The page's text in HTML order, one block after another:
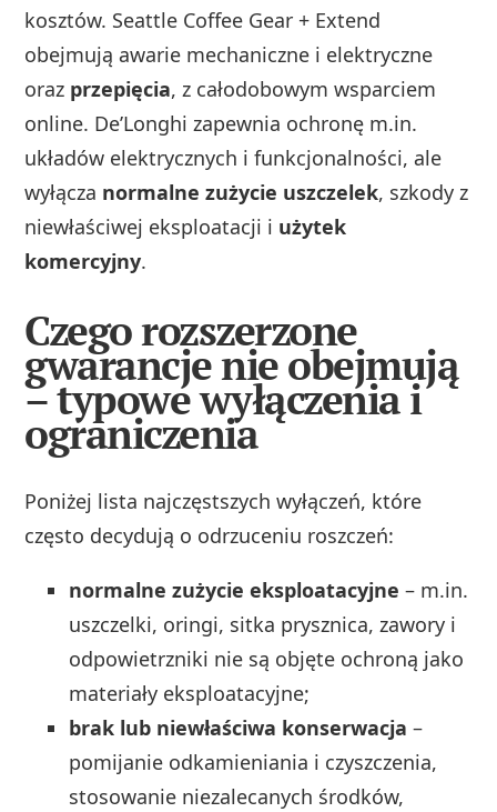
kosztów. Seattle Coffee Gear + Extend
obejmują awarie mechaniczne i elektryczne
oraz przepięcia, z całodobowym wsparciem
online. De’Longhi zapewnia ochronę m.in.
układów elektrycznych i funkcjonalności, ale
wyłącza normalne zużycie uszczelek, szkody z
niewłaściwej eksploatacji i użytek
komercyjny.
Czego rozszerzone
gwarancje nie obejmują
– typowe wyłączenia i
ograniczenia
Poniżej lista najczęstszych wyłączeń, które
często decydują o odrzuceniu roszczeń:
normalne zużycie eksploatacyjne – m.in.
uszczelki, oringi, sitka prysznica, zawory i
odpowietrzniki nie są objęte ochroną jako
materiały eksploatacyjne;
brak lub niewłaściwa konserwacja –
pomijanie odkamieniania i czyszczenia,
stosowanie niezalecanych środków,